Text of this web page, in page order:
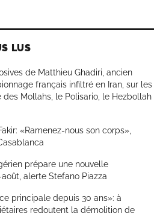
LUS
de Matthieu Ghadiri, ancien
français infiltré en Iran, sur les
des Mollahs, le Polisario, le Hezbollah
«Ramenez-nous son corps»,
prépare une nouvelle
alerte Stefano Piazza
principale depuis 30 ans»: à
redoutent la démolition de